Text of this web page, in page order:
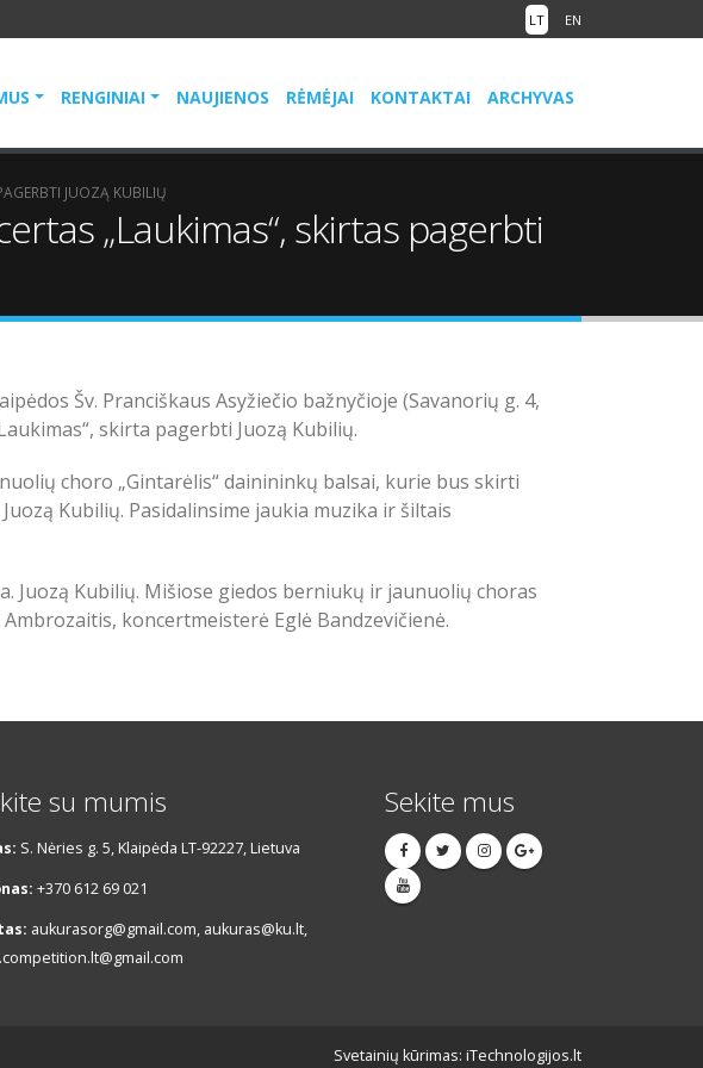
LT EN
RENGINIAI NAUJIENOS RĖMĖJAI KONTAKTAI ARCHYVAS
JUOZĄ KUBILIŲ
„Laukimas“, skirtas pagerbti
Šv. Pranciškaus Asyžiečio bažnyčioje (Savanorių g. 4,
skirta pagerbti Juozą Kubilių.
choro „Gintarėlis“ dainininkų balsai, kurie bus skirti
Kubilių. Pasidalinsime jaukia muzika ir šiltais
Juozą Kubilių. Mišiose giedos berniukų ir jaunuolių choras
koncertmeisterė Eglė Bandzevičienė.
su mumis
S. Nėries g. 5, Klaipėda LT-92227, Lietuva
+370 612 69 021
aukurasorg@gmail.com, aukuras@ku.lt,
Sekite mus
Svetainių kūrimas: iTechnologijos.lt